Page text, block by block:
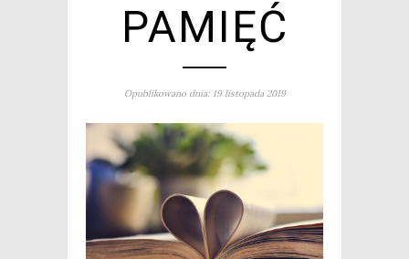
PAMIĘĆ
Opublikowano dnia: 19 listopada 2019